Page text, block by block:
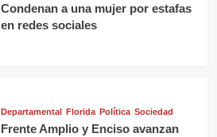
Condenan a una mujer por estafas
en redes sociales
Departamental Florida Política Sociedad
Frente Amplio y Enciso avanzan